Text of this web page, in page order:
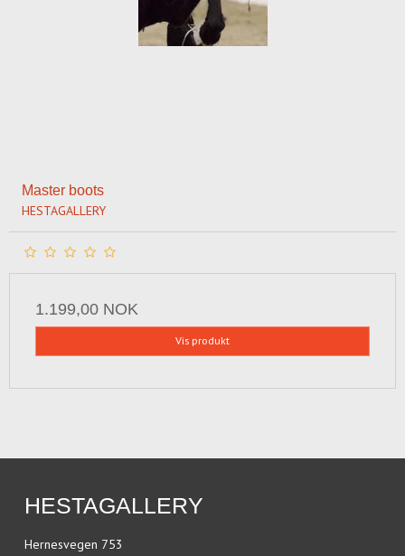
Master boots
HESTAGALLERY
1.199,00 NOK
Vis produkt
HESTAGALLERY
Hernesvegen 753